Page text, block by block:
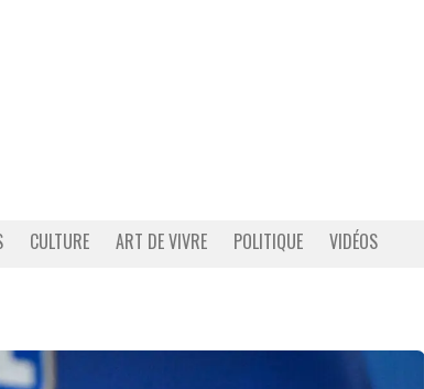
CULTURE ART DE VIVRE POLITIQUE VIDÉOS